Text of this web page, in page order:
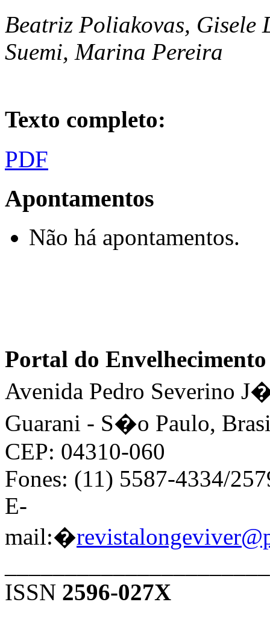
Beatriz Poliakovas,
Suemi, Marina Pereira
Texto completo:
PDF
Apontamentos
Não há apontamentos.
Portal do
Avenida Pedro Severino
Guarani - S�o Paulo,
CEP: 04310-060
Fones: (11) 5587-4334/
E-
mail:�
ISSN 2596-027X